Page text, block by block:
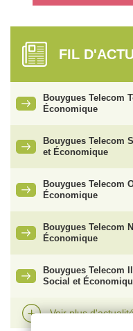
FIL
Bouygues Telecom
Économique
Bouygues Telecom
et Économique
Bouygues Telecom
Économique
Bouygues Telecom
Économique
Bouygues Telecom
Social et
Voir plus